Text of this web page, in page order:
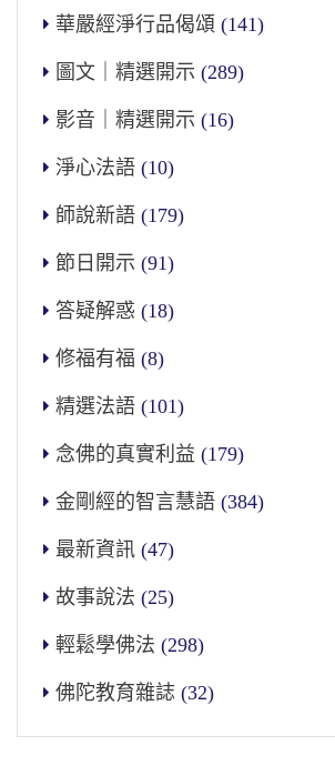
華嚴經淨行品偈頌 (141)
圖文｜精選開示 (289)
影音｜精選開示 (16)
淨心法語 (10)
師說新語 (179)
節日開示 (91)
答疑解惑 (18)
修福有福 (8)
精選法語 (101)
念佛的真實利益 (179)
金剛經的智言慧語 (384)
最新資訊 (47)
故事說法 (25)
輕鬆學佛法 (298)
佛陀教育雜誌 (32)